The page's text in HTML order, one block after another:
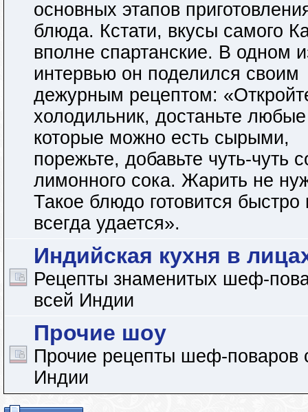
основных этапов
блюда. Кстати, вкусы самого
вполне спартанские. В одном
интервью он поделился своим
дежурным рецептом:
холодильник, достаньте
которые можно есть сырыми,
порежьте, добавьте чуть-чуть
лимонного сока. Жарить не
Такое блюдо готовится быстро
всегда удается».
Индийская кухня в
Рецепты знаменитых шеф-
всей Индии
Прочие шоу
Прочие рецепты шеф-поваров
Индии